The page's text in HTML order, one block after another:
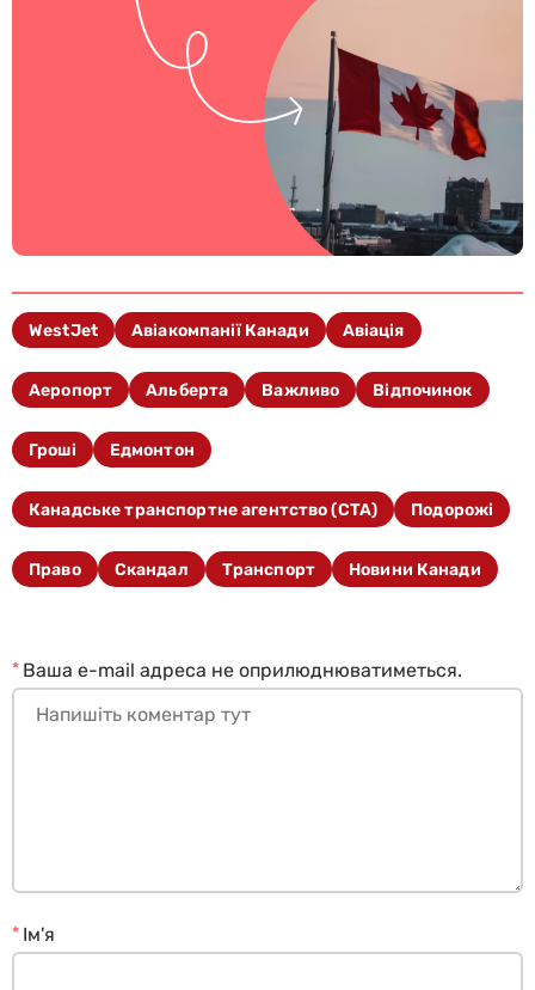
WestJet Авіакомпанії Канади Авіація
Аеропорт Альберта Важливо Відпочинок
Гроші Едмонтон
Канадське транспортне агентство (CTA) Подорожі
Право Скандал Транспорт Новини Канади
Ваша e-mail адреса не оприлюднюватиметься.
*
Ім'я
*